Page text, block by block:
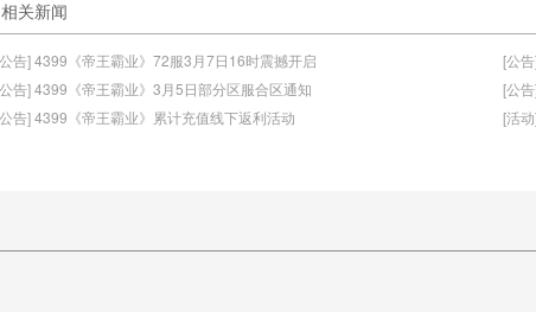
相关新闻
告] 4399《帝王霸业》72服3月7日16时震撼开启
[公
告] 4399《帝王霸业》3月5日部分区服合区通知
[公
告] 4399《帝王霸业》累计充值线下返利活动
[活